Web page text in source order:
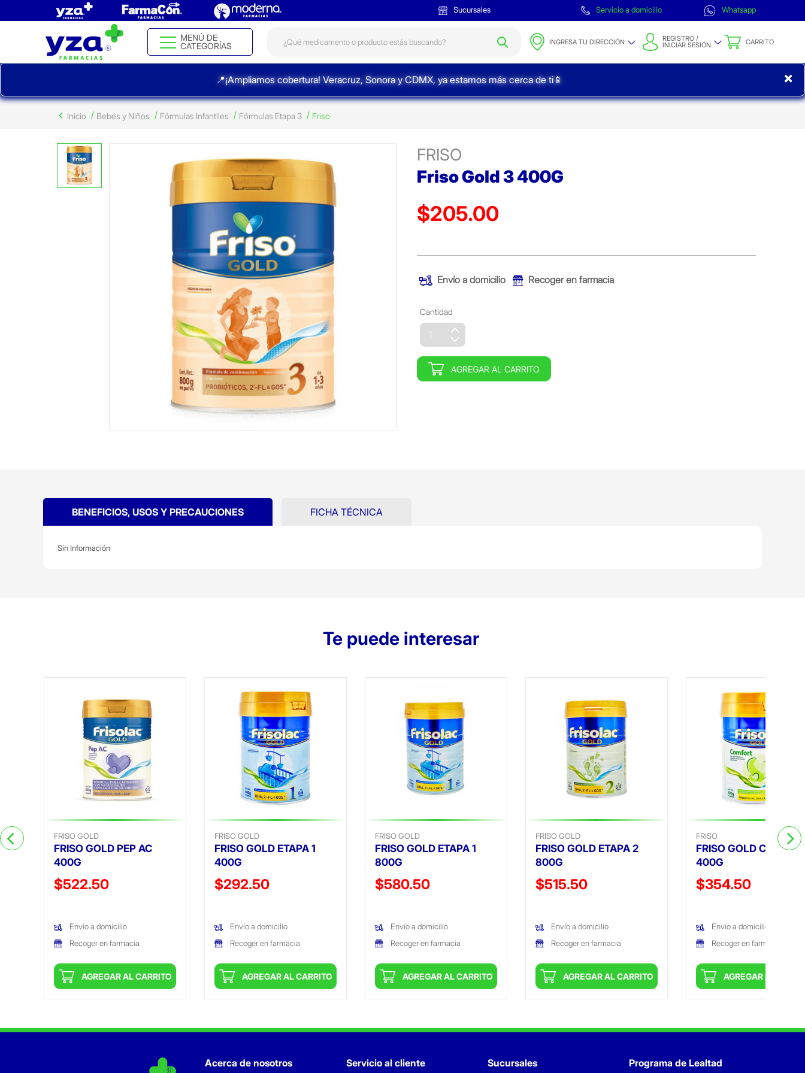
Sucursales Servicio a domicilio Whatsapp
MENÚ DE
CATEGORÍAS
INGRESA TU DIRECCIÓN REGISTRO /
INICIAR SESIÓN CARRITO
📍¡Ampliamos cobertura! Veracruz, Sonora y CDMX, ya estamos más cerca de ti📱 ×
Inicio Bebés y Niños Fórmulas Infantiles Fórmulas Etapa 3 Friso
FRISO
Friso Gold 3 400G
Precio reducido de
$205.00
Envío a domicilio Recoger en farmacia
Cantidad
AGREGAR AL CARRITO
BENEFICIOS, USOS Y PRECAUCIONES
Sin Información
FICHA TÉCNICA
Te puede interesar
FRISO GOLD
FRISO GOLD PEP AC
400G
Precio reducido de
$522.50
Envío a domicilio
Recoger en farmacia
AGREGAR AL CARRITO
FRISO GOLD
FRISO GOLD ETAPA 1
400G
Precio reducido de
$292.50
Envío a domicilio
Recoger en farmacia
AGREGAR AL CARRITO
FRISO GOLD
FRISO GOLD ETAPA 1
800G
Precio reducido de
$580.50
Envío a domicilio
Recoger en farmacia
AGREGAR AL CARRITO
FRISO GOLD
FRISO GOLD ETAPA 2
800G
Precio reducido de
$515.50
Envío a domicilio
Recoger en farmacia
AGREGAR AL CARRITO
FRISO
FRISO GOLD
400G
Precio reducido de
$354.50
Envío a domicilio
Recoger en farmacia
AGREGAR AL
Acerca de nosotros Servicio al cliente Sucursales Programa de Lealtad